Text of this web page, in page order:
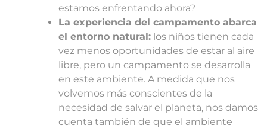
estamos enfrentando ahora?
La experiencia del campamento abarca
el entorno natural: los niños tienen cada
vez menos oportunidades de estar al aire
libre, pero un campamento se desarrolla
en este ambiente. A medida que nos
volvemos más conscientes de la
necesidad de salvar el planeta, nos damos
cuenta también de que el ambiente